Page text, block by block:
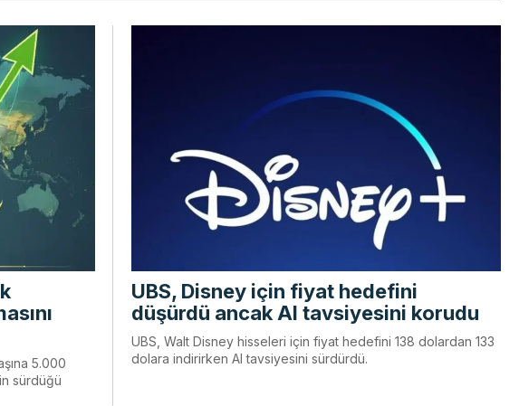
5.000
sürdüğü
UBS, Disney için fiyat hedefini
düşürdü ancak Al tavsiyesini korudu
UBS, Walt Disney hisseleri için fiyat hedefini 138 dolardan 133
dolara indirirken Al tavsiyesini sürdürdü.